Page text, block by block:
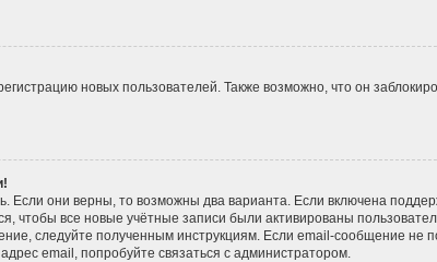
новых пользователей. Также возможно, что он
Если они верны, то возможны два варианта. Если включена
чтобы все новые учётные записи были активированы
следуйте полученным инструкциям. Если email-сообщение не
email, попробуйте связаться с администратором.